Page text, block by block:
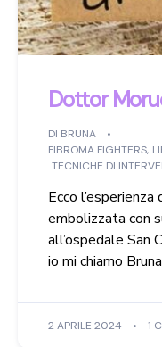
Dottor
DI BRUNA
FIBROMA FIGHTERS,
TECNICHE DI
Ecco
embolizzata con
all’ospedale San
io mi chiamo
2 APRILE 2024 1